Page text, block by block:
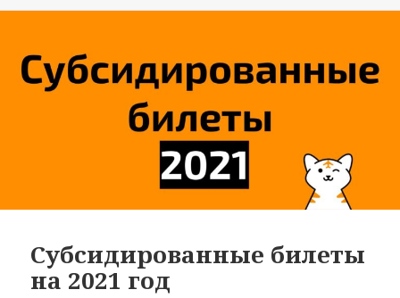
Субсидированные билеты
на 2021 год